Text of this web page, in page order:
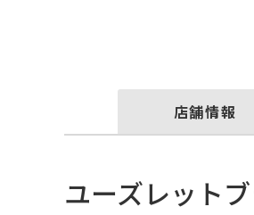
店舗情報
ユーズレット